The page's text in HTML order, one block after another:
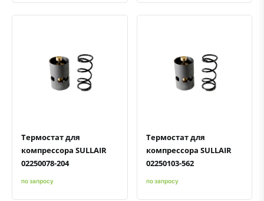
Быстрый просмотрДобавить к сравнению
Добавить в избранное
Термостат для
компрессора SULLAIR
02250078-204
по запросу
Быстрый просмотрДобавить к сравнению
Добавить в избранное
Термостат для
компрессора SULLAIR
02250103-562
по запросу